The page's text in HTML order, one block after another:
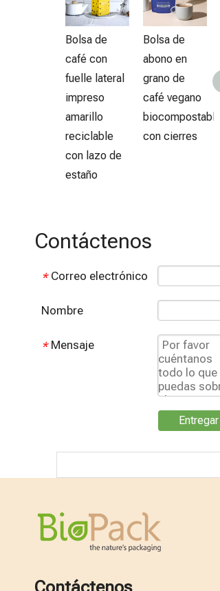
Bolsa de
café con
fuelle lateral
impreso
amarillo
reciclable
con lazo de
estaño
Bolsa de
abono en
grano de
café vegano
biocompostable
con cierres
Contáctenos
* Correo electrónico
Nombre
* Mensaje
Entregar